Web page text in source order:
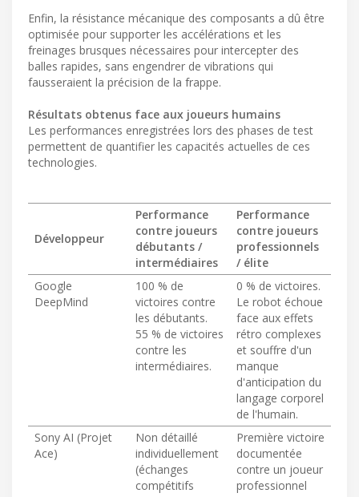
Enfin, la résistance mécanique des composants a dû être
optimisée pour supporter les accélérations et les
freinages brusques nécessaires pour intercepter des
balles rapides, sans engendrer de vibrations qui
fausseraient la précision de la frappe.
Résultats obtenus face aux joueurs humains
Les performances enregistrées lors des phases de test
permettent de quantifier les capacités actuelles de ces
technologies.
Développeur
Performance
contre joueurs
débutants /
intermédiaires
Performance
contre joueurs
professionnels
/ élite
Google
DeepMind
100 % de
victoires contre
les débutants.
55 % de victoires
contre les
intermédiaires.
0 % de victoires.
Le robot échoue
face aux effets
rétro complexes
et souffre d'un
manque
d'anticipation du
langage corporel
de l'humain.
Sony AI (Projet
Ace)
Non détaillé
individuellement
(échanges
compétitifs
Première victoire
documentée
contre un joueur
professionnel